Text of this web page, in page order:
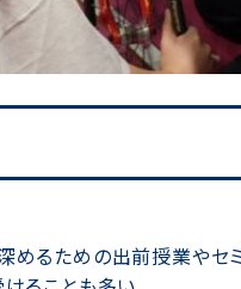
めるための出前授業やセ